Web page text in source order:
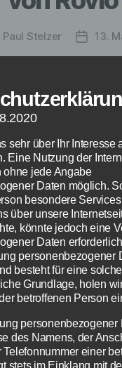
Paul Stelzer 13.
sehr über Ihr Interesse
Eine Nutzung der
ohne jede Angabe
Daten möglich.
besondere
über unsere
könnte jedoch eine
Daten
personenbezogener
besteht für eine
Grundlage, holen
betroffenen Person
personenbezogener
des Namens, der
einer
stets im Einklang mit